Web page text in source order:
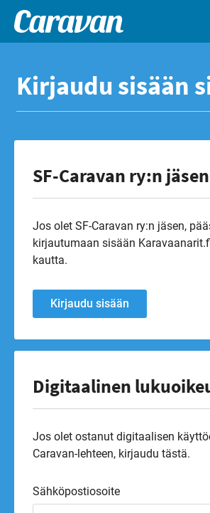
sisältöön
Caravan-
Leirintämatkailun
Kirjaudu sisään
SF-Caravan ry:n
Jos olet SF-Caravan ry:n jäsen,
kirjautumaan sisään
kautta.
Kirjaudu sisään
Digitaalinen
Jos olet ostanut digitaalisen
Caravan-lehteen, kirjaudu tästä.
Sähköpostiosoite